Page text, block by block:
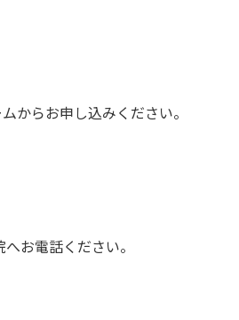
からお申し込みください。
お電話ください。